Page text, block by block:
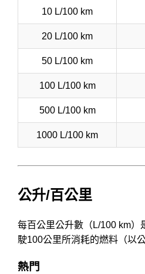
10 L/100 km
20 L/100 km
50 L/100 km
100 L/100 km
500 L/100 km
1000 L/100 km
公升/百公里
每百公里公升數（L/100 km）
駛100公里所消耗的燃料（以
熱門